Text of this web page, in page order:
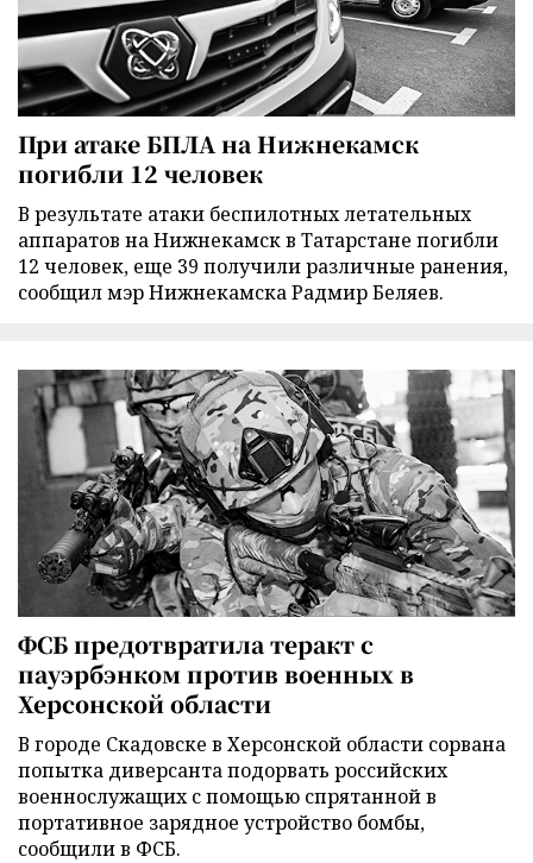
При атаке БПЛА на Нижнекамск
погибли 12 человек
В результате атаки беспилотных летательных
аппаратов на Нижнекамск в Татарстане погибли
12 человек, еще 39 получили различные ранения,
сообщил мэр Нижнекамска Радмир Беляев.
ФСБ предотвратила теракт с
пауэрбэнком против военных в
Херсонской области
В городе Скадовске в Херсонской области сорвана
попытка диверсанта подорвать российских
военнослужащих с помощью спрятанной в
портативное зарядное устройство бомбы,
сообщили в ФСБ.